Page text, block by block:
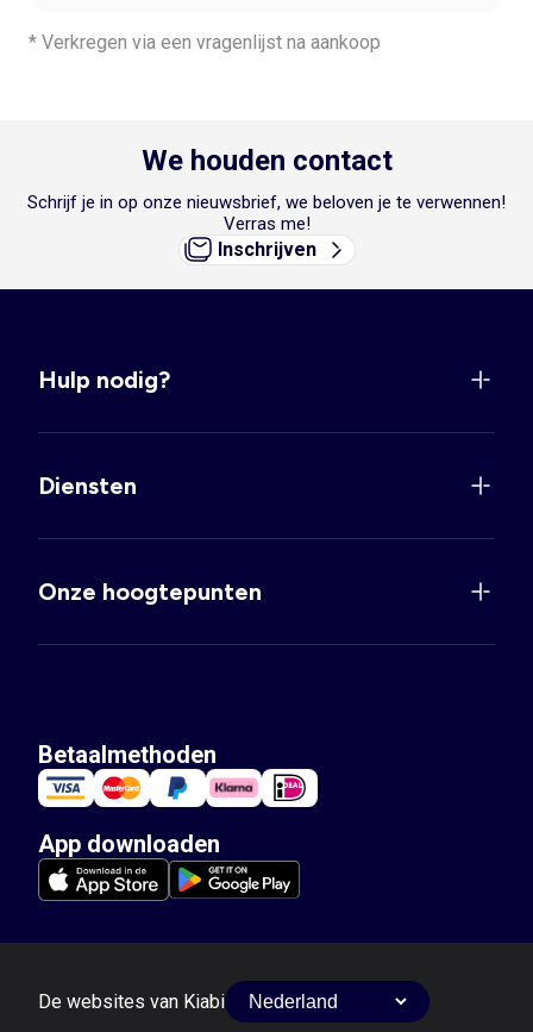
* Verkregen via een vragenlijst na aankoop
We houden contact
Schrijf je in op onze nieuwsbrief, we beloven je te verwennen!
Verras me!
Inschrijven
Hulp nodig?
Diensten
Onze hoogtepunten
Betaalmethoden
App downloaden
De websites van Kiabi